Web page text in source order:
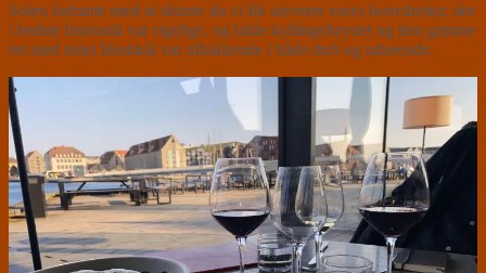
Solen fortsatte med at skinne da vi fik serveret vores hovedretter, der
i bedste bistrostil var rigelige, og både kyllingebrystet og den grønne
ret med ristet blomkål var tillokkende i både duft og udseende.